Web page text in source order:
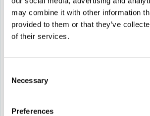
may combine it with other information
provided to them or that they’ve
of their services.
Selection
Necessary
Preferences
DeWalt DT1952 Sågklinga 216mm 24T